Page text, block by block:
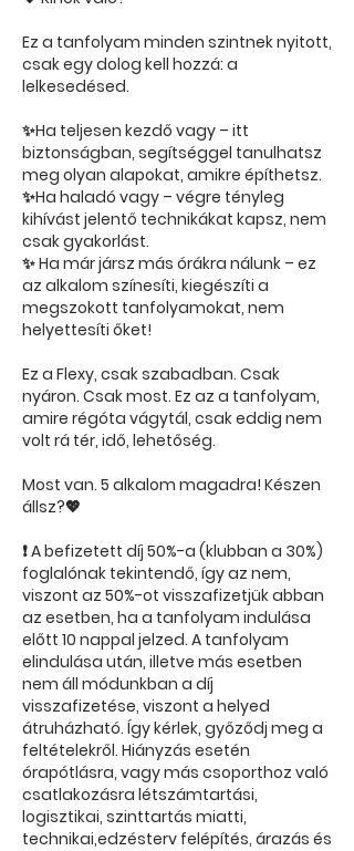
Ez a tanfolyam minden szintnek nyitott,
csak egy dolog kell hozzá: a
lelkesedésed.
✨Ha teljesen kezdő vagy – itt
biztonságban, segítséggel tanulhatsz
meg olyan alapokat, amikre építhetsz.
✨Ha haladó vagy – végre tényleg
kihívást jelentő technikákat kapsz, nem
csak gyakorlást.
✨ Ha már jársz más órákra nálunk – ez
az alkalom színesíti, kiegészíti a
megszokott tanfolyamokat, nem
helyettesíti őket!
Ez a Flexy, csak szabadban. Csak
nyáron. Csak most. Ez az a tanfolyam,
amire régóta vágytál, csak eddig nem
volt rá tér, idő, lehetőség.
Most van. 5 alkalom magadra! Készen
állsz?💖
❗ A befizetett díj 50%-a (klubban a 30%)
foglalónak tekintendő, így az nem,
viszont az 50%-ot visszafizetjük abban
az esetben, ha a tanfolyam indulása
előtt 10 nappal jelzed. A tanfolyam
elindulása után, illetve más esetben
nem áll módunkban a díj
visszafizetése, viszont a helyed
átruházható. Így kérlek, győződj meg a
feltételekről. Hiányzás esetén
órapótlásra, vagy más csoporthoz való
csatlakozásra létszámtartási,
logisztikai, szinttartás miatti,
technikai,edzésterv felépítés, árazás és